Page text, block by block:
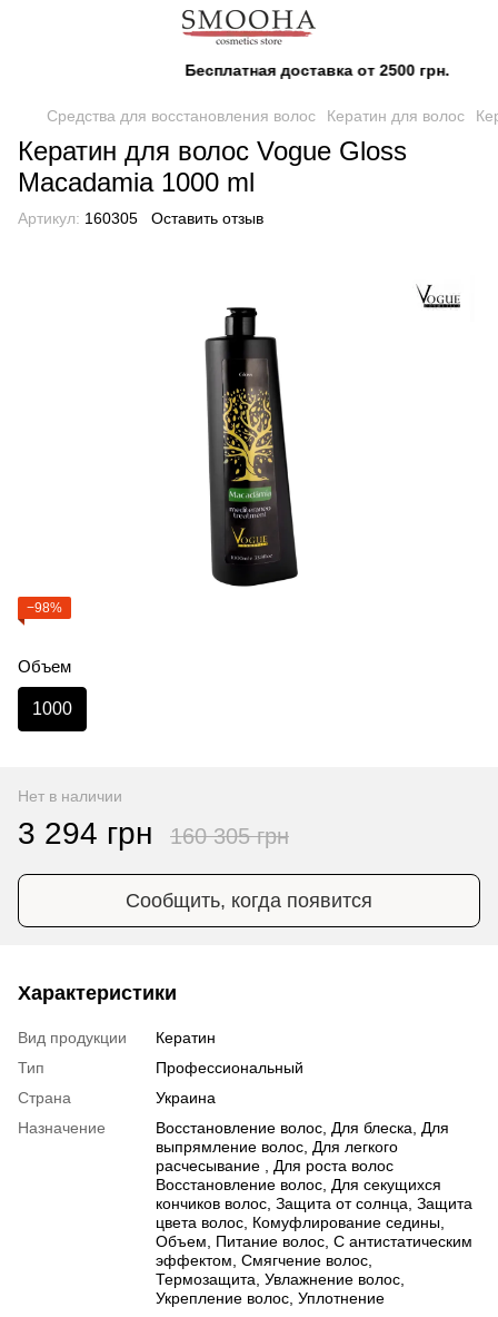
Бесплатная доставка от 2500 грн.
Средства для восстановления волос Кератин для волос
Кератин для волос Vogue Gloss
Macadamia 1000 ml
Артикул: 160305 Оставить отзыв
−98%
Объем
1000
Нет в наличии
3 294 грн 160 305 грн
Сообщить, когда появится
Характеристики
Вид продукции
Кератин
Тип
Профессиональный
Страна
Украина
Назначение
Восстановление волос, Для блеска, Для
выпрямление волос, Для легкого
расчесывание , Для роста волос
Восстановление волос, Для секущихся
кончиков волос, Защита от солнца, Защита
цвета волос, Комуфлирование седины,
Объем, Питание волос, С антистатическим
эффектом, Смягчение волос,
Термозащита, Увлажнение волос,
Укрепление волос, Уплотнение